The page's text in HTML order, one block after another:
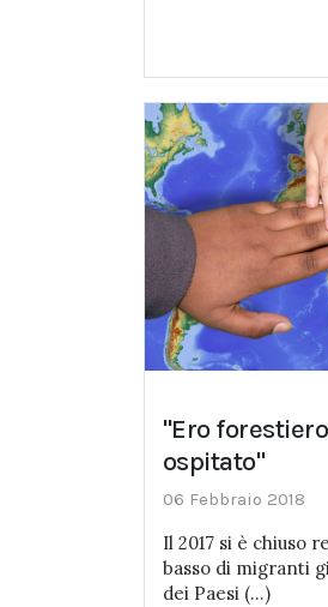
"Ero
ospitato"
06 Febbraio 2018
Il 2017 si è chiuso
basso di migranti
dei Paesi (...)